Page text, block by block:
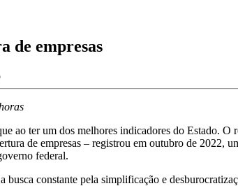
de empresas
ao ter um dos melhores indicadores do Estado.
de empresas – registrou em outubro de 2022,
federal.
constante pela simplificação e